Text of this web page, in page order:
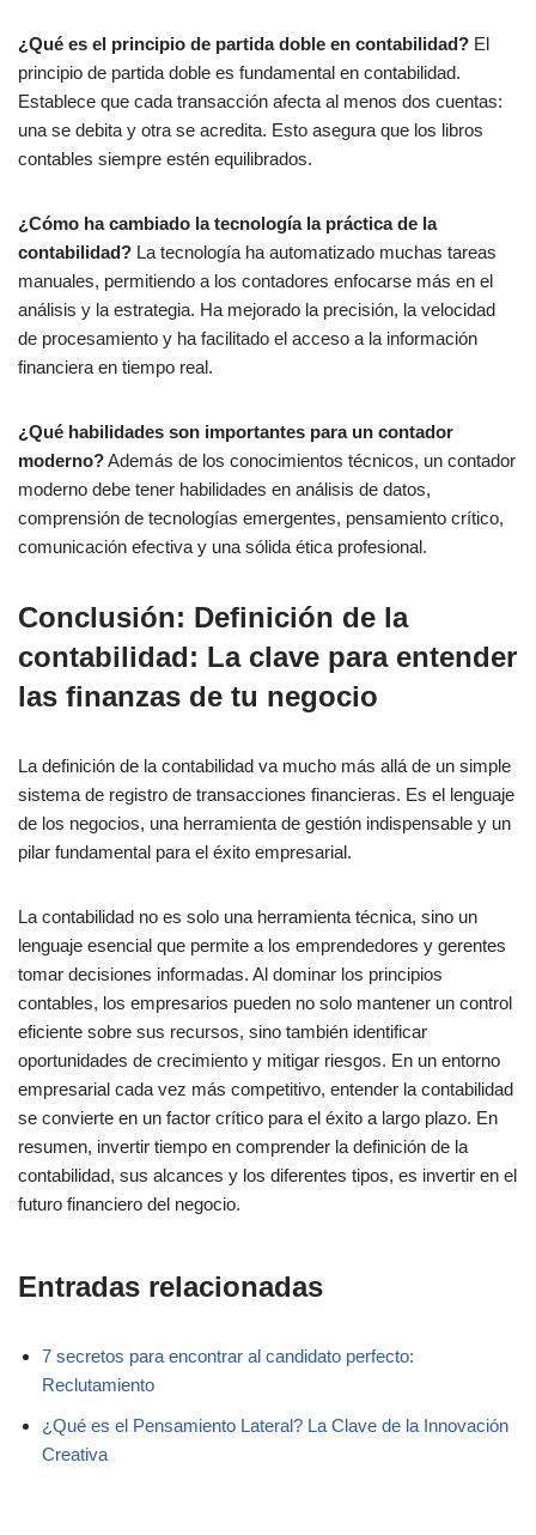
¿Qué es el principio de partida doble en contabilidad? El
principio de partida doble es fundamental en contabilidad.
Establece que cada transacción afecta al menos dos cuentas:
una se debita y otra se acredita. Esto asegura que los libros
contables siempre estén equilibrados.
¿Cómo ha cambiado la tecnología la práctica de la
contabilidad? La tecnología ha automatizado muchas tareas
manuales, permitiendo a los contadores enfocarse más en el
análisis y la estrategia. Ha mejorado la precisión, la velocidad
de procesamiento y ha facilitado el acceso a la información
financiera en tiempo real.
¿Qué habilidades son importantes para un contador
moderno?Además de los conocimientos técnicos, un contador
moderno debe tener habilidades en análisis de datos,
comprensión de tecnologías emergentes, pensamiento crítico,
comunicación efectiva y una sólida ética profesional.
Conclusión: Definición de la
contabilidad: La clave para entender
las finanzas de tu negocio
La definición de la contabilidad va mucho más allá de un simple
sistema de registro de transacciones financieras. Es el lenguaje
de los negocios, una herramienta de gestión indispensable y un
pilar fundamental para el éxito empresarial.
La contabilidad no es solo una herramienta técnica, sino un
lenguaje esencial que permite a los emprendedores y gerentes
tomar decisiones informadas. Al dominar los principios
contables, los empresarios pueden no solo mantener un control
eficiente sobre sus recursos, sino también identificar
oportunidades de crecimiento y mitigar riesgos. En un entorno
empresarial cada vez más competitivo, entender la contabilidad
se convierte en un factor crítico para el éxito a largo plazo. En
resumen, invertir tiempo en comprender la definición de la
contabilidad, sus alcances y los diferentes tipos, es invertir en el
futuro financiero del negocio.
Entradas relacionadas
7 secretos para encontrar al candidato perfecto:
Reclutamiento
¿Qué es el Pensamiento Lateral? La Clave de la Innovación
Creativa